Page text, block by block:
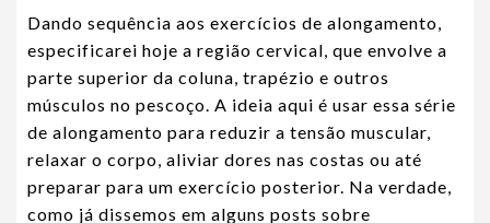
Dando sequência aos exercícios de alongamento,
especificarei hoje a região cervical, que envolve a
parte superior da coluna, trapézio e outros
músculos no pescoço. A ideia aqui é usar essa série
de alongamento para reduzir a tensão muscular,
relaxar o corpo, aliviar dores nas costas ou até
preparar para um exercício posterior. Na verdade,
como já dissemos em alguns posts sobre